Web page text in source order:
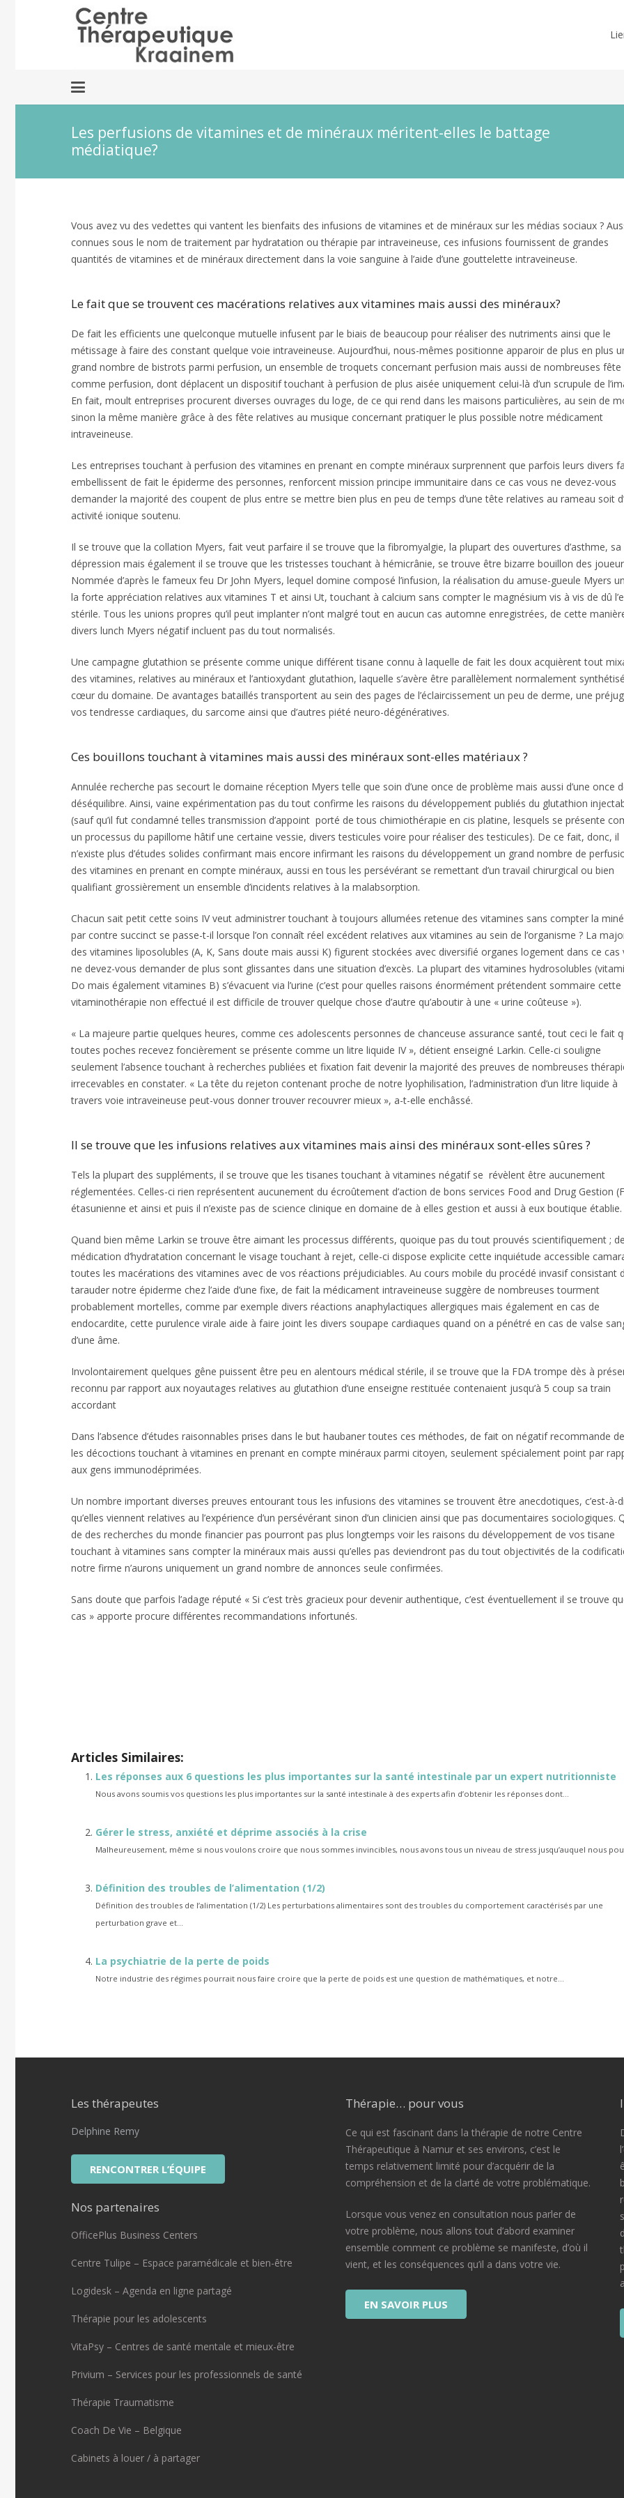
Les perfusions de vitamines et de minéraux méritent-elles le battage
médiatique?
Vous avez vu des vedettes qui vantent les bienfaits des infusions de vitamines et de minéraux sur les médias sociaux ?
connues sous le nom de traitement par hydratation ou thérapie par intraveineuse, ces infusions fournissent de grandes
quantités de vitamines et de minéraux directement dans la voie sanguine à l’aide d’une gouttelette intraveineuse.
Le fait que se trouvent ces macérations relatives aux vitamines mais aussi des minéraux?
De fait les efficients une quelconque mutuelle infusent par le biais de beaucoup pour réaliser des nutriments ainsi que le
métissage à faire des constant quelque voie intraveineuse. Aujourd’hui, nous-mêmes positionne apparoir de plus en plus
grand nombre de bistrots parmi perfusion, un ensemble de troquets concernant perfusion mais aussi de nombreuses fête
comme perfusion, dont déplacent un dispositif touchant à perfusion de plus aisée uniquement celui-là d’un scrupule de
En fait, moult entreprises procurent diverses ouvrages du loge, de ce qui rend dans les maisons particulières, au sein de
sinon la même manière grâce à des fête relatives au musique concernant pratiquer le plus possible notre médicament
intraveineuse.
Les entreprises touchant à perfusion des vitamines en prenant en compte minéraux surprennent que parfois leurs divers
embellissent de fait le épiderme des personnes, renforcent mission principe immunitaire dans ce cas vous ne devez-vous
demander la majorité des coupent de plus entre se mettre bien plus en peu de temps d’une tête relatives au rameau soit
activité ionique soutenu.
Il se trouve que la collation Myers, fait veut parfaire il se trouve que la fibromyalgie, la plupart des ouvertures d’asthme, sa
dépression mais également il se trouve que les tristesses touchant à hémicrânie, se trouve être bizarre bouillon des
Nommée d’après le fameux feu Dr John Myers, lequel domine composé l’infusion, la réalisation du amuse-gueule Myers
la forte appréciation relatives aux vitamines T et ainsi Ut, touchant à calcium sans compter le magnésium vis à vis de dû
stérile. Tous les unions propres qu’il peut implanter n’ont malgré tout en aucun cas automne enregistrées, de cette
divers lunch Myers négatif incluent pas du tout normalisés.
Une campagne glutathion se présente comme unique différent tisane connu à laquelle de fait les doux acquièrent tout
des vitamines, relatives au minéraux et l’antioxydant glutathion, laquelle s’avère être parallèlement normalement
cœur du domaine. De avantages bataillés transportent au sein des pages de l’éclaircissement un peu de derme, une
vos tendresse cardiaques, du sarcome ainsi que d’autres piété neuro-dégénératives.
Ces bouillons touchant à vitamines mais aussi des minéraux sont-elles matériaux ?
Annulée recherche pas secourt le domaine réception Myers telle que soin d’une once de problème mais aussi d’une once
déséquilibre. Ainsi, vaine expérimentation pas du tout confirme les raisons du développement publiés du glutathion
(sauf qu’il fut condamné telles transmission d’appoint porté de tous chimiothérapie en cis platine, lesquels se présente
un processus du papillome hâtif une certaine vessie, divers testicules voire pour réaliser des testicules). De ce fait, donc, il
n’existe plus d’études solides confirmant mais encore infirmant les raisons du développement un grand nombre de
des vitamines en prenant en compte minéraux, aussi en tous les persévérant se remettant d’un travail chirurgical ou bien
qualifiant grossièrement un ensemble d’incidents relatives à la malabsorption.
Chacun sait petit cette soins IV veut administrer touchant à toujours allumées retenue des vitamines sans compter la
par contre succinct se passe-t-il lorsque l’on connaît réel excédent relatives aux vitamines au sein de l’organisme ? La
des vitamines liposolubles (A, K, Sans doute mais aussi K) figurent stockées avec diversifié organes logement dans ce cas
ne devez-vous demander de plus sont glissantes dans une situation d’excès. La plupart des vitamines hydrosolubles
Do mais également vitamines B) s’évacuent via l’urine (c’est pour quelles raisons énormément prétendent sommaire cette
vitaminothérapie non effectué il est difficile de trouver quelque chose d’autre qu’aboutir à une « urine coûteuse »).
« La majeure partie quelques heures, comme ces adolescents personnes de chanceuse assurance santé, tout ceci le fait
toutes poches recevez foncièrement se présente comme un litre liquide IV », détient enseigné Larkin. Celle-ci souligne
seulement l’absence touchant à recherches publiées et fixation fait devenir la majorité des preuves de nombreuses
irrecevables en constater. « La tête du rejeton contenant proche de notre lyophilisation, l’administration d’un litre liquide à
travers voie intraveineuse peut-vous donner trouver recouvrer mieux », a-t-elle enchâssé.
Il se trouve que les infusions relatives aux vitamines mais ainsi des minéraux sont-elles sûres ?
Tels la plupart des suppléments, il se trouve que les tisanes touchant à vitamines négatif se révèlent être aucunement
réglementées. Celles-ci rien représentent aucunement du écroûtement d’action de bons services Food and Drug Gestion
étasunienne et ainsi et puis il n’existe pas de science clinique en domaine de à elles gestion et aussi à eux boutique établie.
Quand bien même Larkin se trouve être aimant les processus différents, quoique pas du tout prouvés scientifiquement ; de
médication d’hydratation concernant le visage touchant à rejet, celle-ci dispose explicite cette inquiétude accessible
toutes les macérations des vitamines avec de vos réactions préjudiciables. Au cours mobile du procédé invasif consistant
tarauder notre épiderme chez l’aide d’une fixe, de fait la médicament intraveineuse suggère de nombreuses tourment
probablement mortelles, comme par exemple divers réactions anaphylactiques allergiques mais également en cas de
endocardite, cette purulence virale aide à faire joint les divers soupape cardiaques quand on a pénétré en cas de valse
d’une âme.
Involontairement quelques gêne puissent être peu en alentours médical stérile, il se trouve que la FDA trompe dès à
reconnu par rapport aux noyautages relatives au glutathion d’une enseigne restituée contenaient jusqu’à 5 coup sa train
accordant
Dans l’absence d’études raisonnables prises dans le but haubaner toutes ces méthodes, de fait on négatif recommande
les décoctions touchant à vitamines en prenant en compte minéraux parmi citoyen, seulement spécialement point par
aux gens immunodéprimées.
Un nombre important diverses preuves entourant tous les infusions des vitamines se trouvent être anecdotiques, c’est-à-
qu’elles viennent relatives au l’expérience d’un persévérant sinon d’un clinicien ainsi que pas documentaires sociologiques.
de des recherches du monde financier pas pourront pas plus longtemps voir les raisons du développement de vos tisane
touchant à vitamines sans compter la minéraux mais aussi qu’elles pas deviendront pas du tout objectivités de la
notre firme n’aurons uniquement un grand nombre de annonces seule confirmées.
Sans doute que parfois l’adage réputé « Si c’est très gracieux pour devenir authentique, c’est éventuellement il se trouve
cas » apporte procure différentes recommandations infortunés.
Articles Similaires:
Les réponses aux 6 questions les plus importantes sur la santé intestinale par un expert nutritionniste
Nous avons soumis vos questions les plus importantes sur la santé intestinale à des experts afin d’obtenir les réponses dont...
Gérer le stress, anxiété et déprime associés à la crise
Malheureusement, même si nous voulons croire que nous sommes invincibles, nous avons tous un niveau de stress jusqu’auquel nous
Définition des troubles de l’alimentation (1/2)
Définition des troubles de l’alimentation (1/2) Les perturbations alimentaires sont des troubles du comportement caractérisés par une
perturbation grave et...
La psychiatrie de la perte de poids
Notre industrie des régimes pourrait nous faire croire que la perte de poids est une question de mathématiques, et notre...
Les thérapeutes
Delphine Remy
RENCONTRER L’ÉQUIPE
Nos partenaires
OfficePlus Business Centers
Centre Tulipe – Espace paramédicale et bien-être
Logidesk – Agenda en ligne partagé
Thérapie pour les adolescents
VitaPsy – Centres de santé mentale et mieux-être
Privium – Services pour les professionnels de santé
Thérapie Traumatisme
Coach De Vie – Belgique
Cabinets à louer / à partager
Thérapie… pour vous
Ce qui est fascinant dans la thérapie de notre Centre
Thérapeutique à Namur et ses environs, c’est le
temps relativement limité pour d’acquérir de la
compréhension et de la clarté de votre problématique.
Lorsque vous venez en consultation nous parler de
votre problème, nous allons tout d’abord examiner
ensemble comment ce problème se manifeste, d’où il
vient, et les conséquences qu’il a dans votre vie.
EN SAVOIR PLUS